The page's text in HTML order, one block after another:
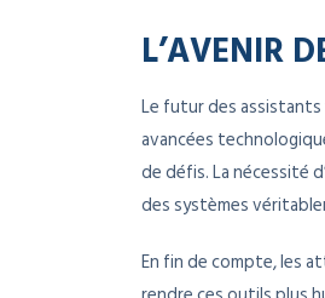
L’AVENIR
Le futur des
avancées
de défis. La nécessité
des systèmes
En fin de compte, les